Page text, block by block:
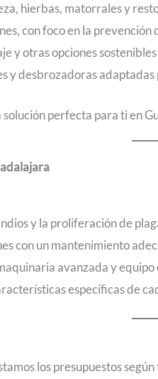
hierbas, matorrales y
con foco en la prevención
y otras opciones
y desbrozadoras
perfecta para ti en
y la proliferación de
con un mantenimiento
avanzada y
específicas de
los presupuestos